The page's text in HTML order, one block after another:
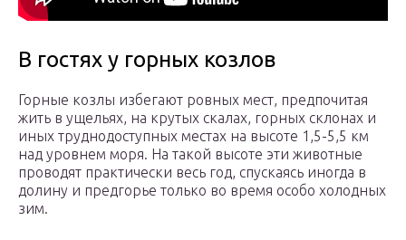
В гостях у горных козлов
Горные козлы избегают ровных мест, предпочитая
жить в ущельях, на крутых скалах, горных склонах и
иных труднодоступных местах на высоте 1,5-5,5 км
над уровнем моря. На такой высоте эти животные
проводят практически весь год, спускаясь иногда в
долину и предгорье только во время особо холодных
зим.